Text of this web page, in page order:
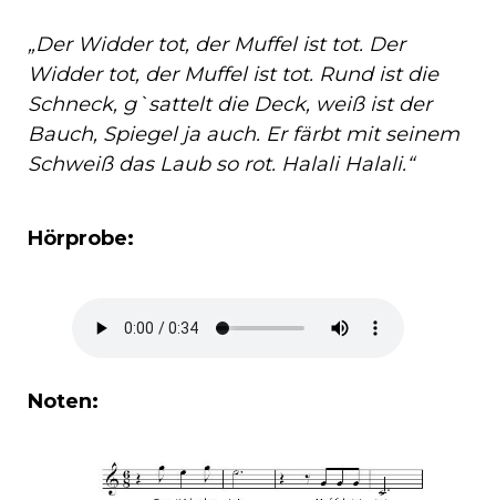
„Der Widder tot, der Muffel ist tot. Der
Widder tot, der Muffel ist tot. Rund ist die
Schneck, g`sattelt die Deck, weiß ist der
Bauch, Spiegel ja auch. Er färbt mit seinem
Schweiß das Laub so rot. Halali Halali.“
Hörprobe:
Noten: